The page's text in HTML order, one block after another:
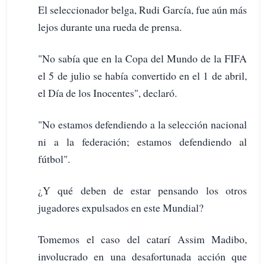
El seleccionador belga, Rudi García, fue aún más
lejos durante una rueda de prensa.
"No sabía que en la Copa del Mundo de la FIFA
el 5 de julio se había convertido en el 1 de abril,
el Día de los Inocentes", declaró.
"No estamos defendiendo a la selección nacional
ni a la federación; estamos defendiendo al
fútbol".
¿Y qué deben de estar pensando los otros
jugadores expulsados en este Mundial?
Tomemos el caso del catarí Assim Madibo,
involucrado en una desafortunada acción que